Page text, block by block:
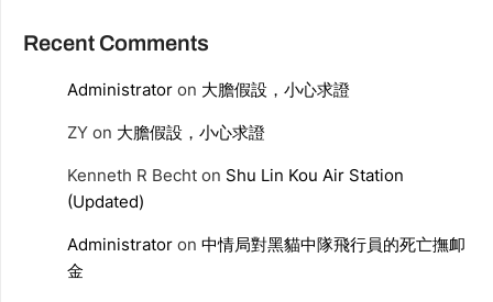
Recent Comments
Administrator on 大膽假設，小心求證
ZY on 大膽假設，小心求證
Kenneth R Becht on Shu Lin Kou Air Station
(Updated)
Administrator on 中情局對黑貓中隊飛行員的死亡撫卹
金